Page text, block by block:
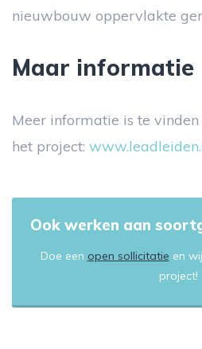
nieuwbouw oppervlakte
Maar informatie
Meer informatie is te
het project:
Ook werken aan
Doe een open sollicitatie en
project!